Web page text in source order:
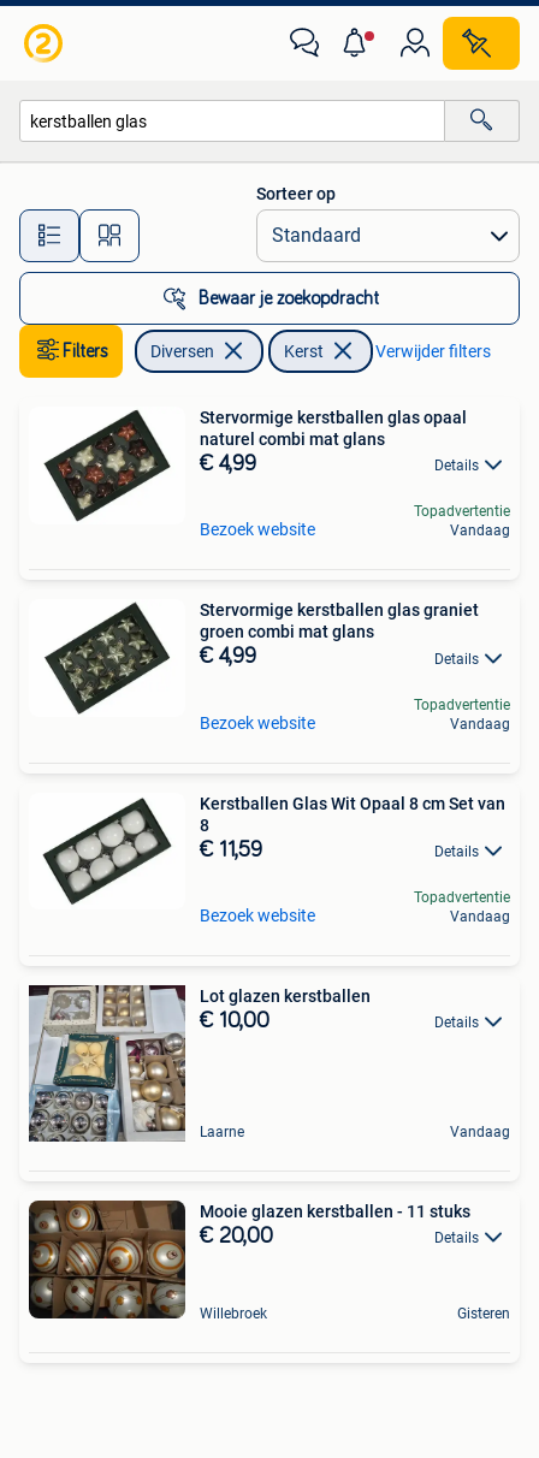
Alle afstanden…
Sorteer op
Bewaar je zoekopdracht
Filters Diversen Kerst Verwijder filters
Stervormige kerstballen glas opaal
naturel combi mat glans
€ 4,99 Details
Bezoek website
Topadvertentie
Vandaag
Stervormige kerstballen glas graniet
groen combi mat glans
€ 4,99 Details
Bezoek website
Topadvertentie
Vandaag
Kerstballen Glas Wit Opaal 8 cm Set van
8
€ 11,59 Details
Bezoek website
Topadvertentie
Vandaag
Lot glazen kerstballen
€ 10,00 Details
Laarne Vandaag
Mooie glazen kerstballen - 11 stuks
€ 20,00 Details
Willebroek Gisteren